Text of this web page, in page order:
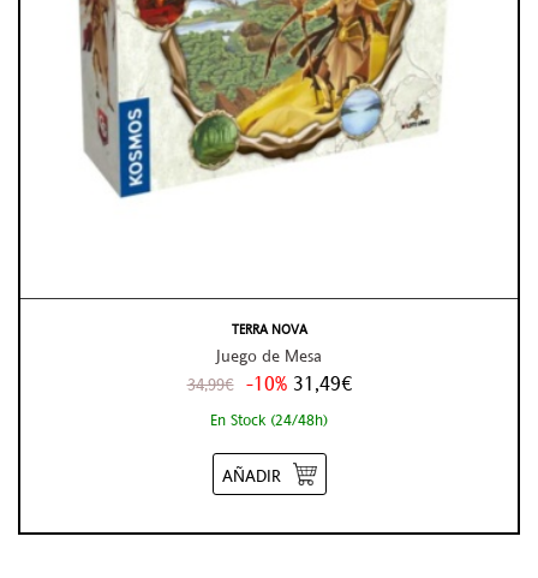
TERRA NOVA
Juego de Mesa
34,99€ -10% 31,49€
En Stock (24/48h)
AÑADIR